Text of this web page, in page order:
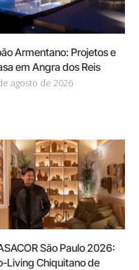
Armentano: Projetos e
em Angra dos Reis
agosto de 2026
São Paulo 2026:
Living Chiquitano de